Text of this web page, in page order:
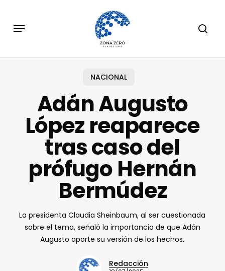
main
Menu
NACIONAL
Adán Augusto
López reaparece
tras caso del
prófugo Hernán
Bermúdez
La presidenta Claudia Sheinbaum, al ser cuestionada
sobre el tema, señaló la importancia de que Adán
Augusto aporte su versión de los hechos.
Redacción